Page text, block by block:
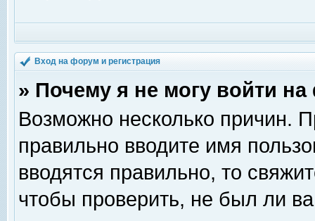
Вход на форум и регистрация
» Почему я не могу войти
Возможно несколько причин.
правильно вводите имя
вводятся правильно, то
чтобы проверить, не был ли